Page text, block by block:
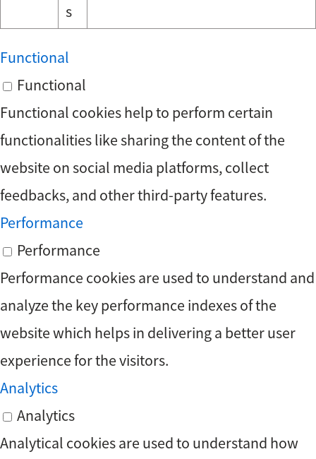
s
Functional
Functional
Functional cookies help to perform certain
functionalities like sharing the content of the
website on social media platforms, collect
feedbacks, and other third-party features.
Performance
Performance
Performance cookies are used to understand and
analyze the key performance indexes of the
website which helps in delivering a better user
experience for the visitors.
Analytics
Analytics
Analytical cookies are used to understand how